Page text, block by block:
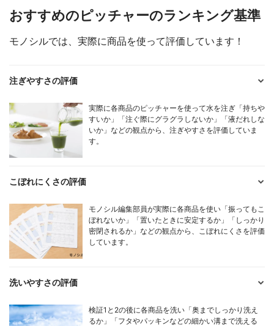
おすすめのピッチャーのランキング基準
モノシルでは、実際に商品を使って評価しています！
注ぎやすさの評価
実際に各商品のピッチャーを使って水を注ぎ「持ちや
すいか」「注ぐ際にグラグラしないか」「液だれしな
いか」などの観点から、注ぎやすさを評価していま
す。
こぼれにくさの評価
モノシル編集部員が実際に各商品を使い「振ってもこ
ぼれないか」「置いたときに安定するか」「しっかり
密閉されるか」などの観点から、こぼれにくさを評価
しています。
洗いやすさの評価
検証1と2の後に各商品を洗い「奥までしっかり洗え
るか」「フタやパッキンなどの細かい溝まで洗える